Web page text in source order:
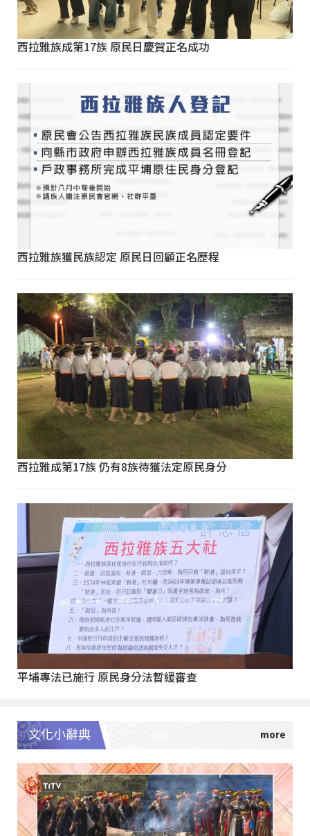
西拉雅族成第17族 原民日慶賀正名成功
西拉雅族獲民族認定 原民日回顧正名歷程
西拉雅成第17族 仍有8族待獲法定原民身分
平埔專法已施行 原民身分法暫緩審查
文化小辭典